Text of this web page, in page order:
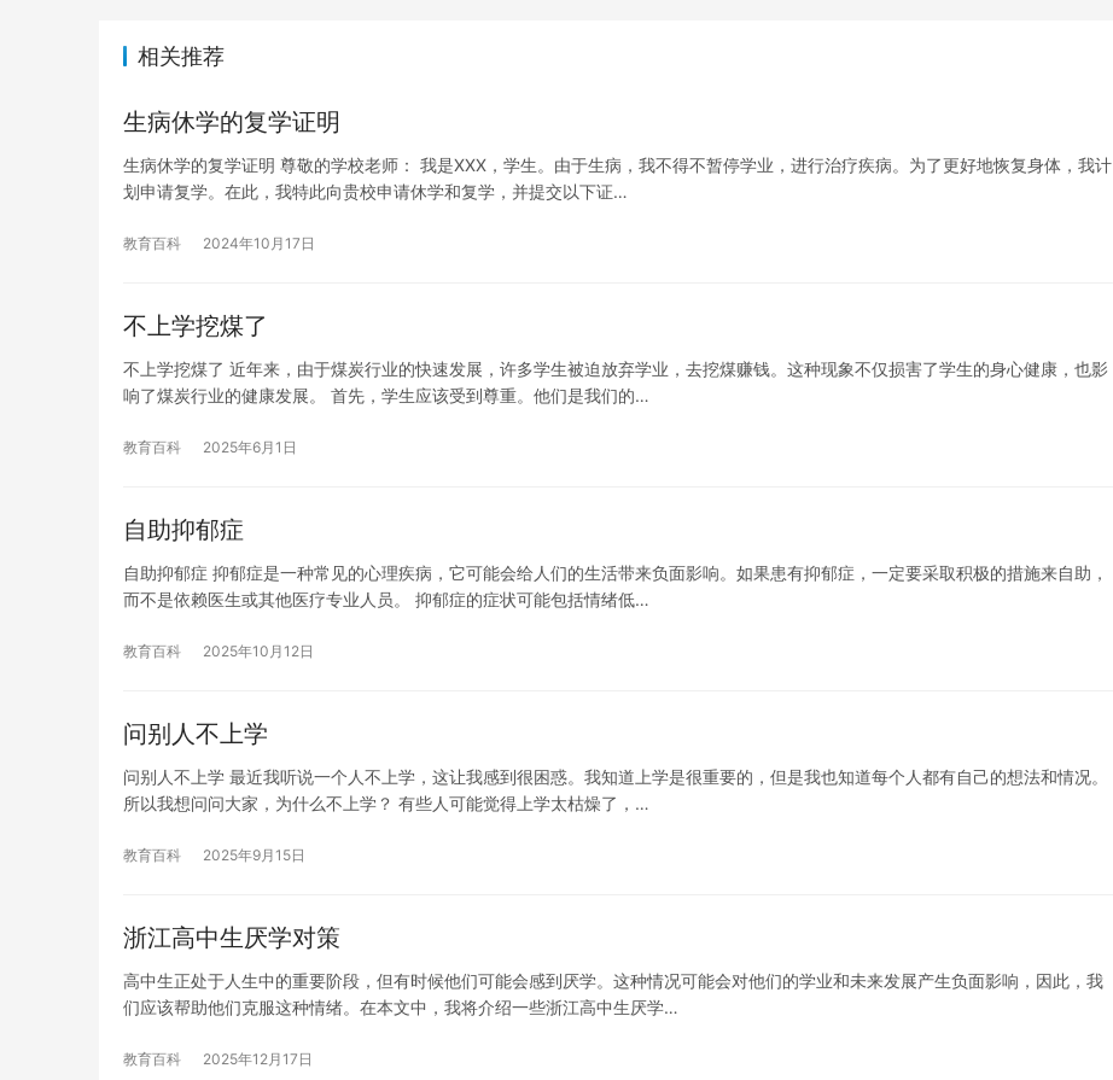
相关推荐
生病休学的复学证明
生病休学的复学证明 尊敬的学校老师： 我是XXX，学生。由于生病，我不得不暂停学业，进行治疗疾病。为了更好地恢复身体，我计
划申请复学。在此，我特此向贵校申请休学和复学，并提交以下证…
教育百科 2024年10月17日
不上学挖煤了
不上学挖煤了 近年来，由于煤炭行业的快速发展，许多学生被迫放弃学业，去挖煤赚钱。这种现象不仅损害了学生的身心健康，也影
响了煤炭行业的健康发展。 首先，学生应该受到尊重。他们是我们的…
教育百科 2025年6月1日
自助抑郁症
自助抑郁症 抑郁症是一种常见的心理疾病，它可能会给人们的生活带来负面影响。如果患有抑郁症，一定要采取积极的措施来自助，
而不是依赖医生或其他医疗专业人员。 抑郁症的症状可能包括情绪低…
教育百科 2025年10月12日
问别人不上学
问别人不上学 最近我听说一个人不上学，这让我感到很困惑。我知道上学是很重要的，但是我也知道每个人都有自己的想法和情况。
所以我想问问大家，为什么不上学？ 有些人可能觉得上学太枯燥了，…
教育百科 2025年9月15日
浙江高中生厌学对策
高中生正处于人生中的重要阶段，但有时候他们可能会感到厌学。这种情况可能会对他们的学业和未来发展产生负面影响，因此，我
们应该帮助他们克服这种情绪。在本文中，我将介绍一些浙江高中生厌学…
教育百科 2025年12月17日